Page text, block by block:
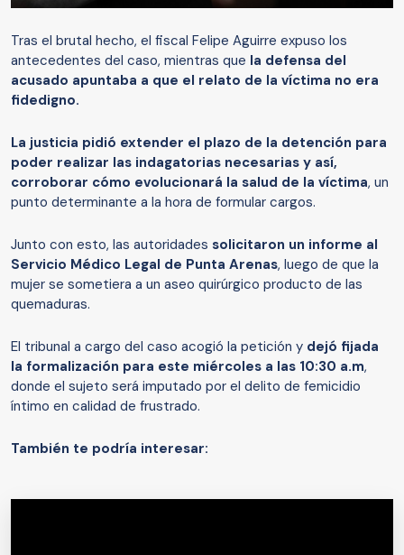
Tras el brutal hecho, el fiscal Felipe Aguirre expuso los
antecedentes del caso, mientras que la defensa del
acusado apuntaba a que el relato de la víctima no era
fidedigno.
La justicia pidió extender el plazo de la detención para
poder realizar las indagatorias necesarias y así,
corroborar cómo evolucionará la salud de la víctima, un
punto determinante a la hora de formular cargos.
Junto con esto, las autoridades solicitaron un informe al
Servicio Médico Legal de Punta Arenas, luego de que la
mujer se sometiera a un aseo quirúrgico producto de las
quemaduras.
El tribunal a cargo del caso acogió la petición y dejó fijada
la formalización para este miércoles a las 10:30 a.m,
donde el sujeto será imputado por el delito de femicidio
íntimo en calidad de frustrado.
También te podría interesar: